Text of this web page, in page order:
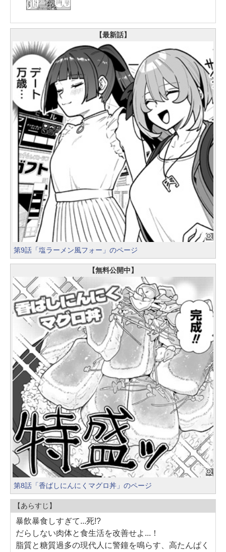
【最新話】
第9話「塩ラーメン風フォー」のページ
【無料公開中】
第8話「香ばしにんにくマグロ丼」のページ
【あらすじ】
暴飲暴食しすぎて...死!?
だらしない肉体と食生活を改善せよ...！
脂質と糖質過多の現代人に警鐘を鳴らす、高たんぱく